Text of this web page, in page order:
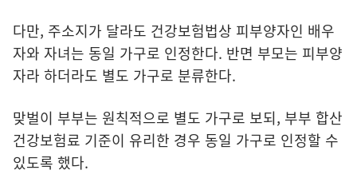
다만, 주소지가 달라도 건강보험법상 피부양자인 배우
자와 자녀는 동일 가구로 인정한다. 반면 부모는 피부양
자라 하더라도 별도 가구로 분류한다.
맞벌이 부부는 원칙적으로 별도 가구로 보되, 부부 합산
건강보험료 기준이 유리한 경우 동일 가구로 인정할 수
있도록 했다.